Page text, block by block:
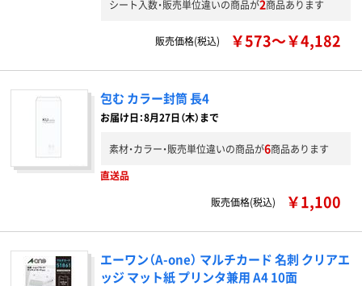
シート入数・販売単位違いの商品が2商品あります
販売価格(税込) ￥573～￥4,182
包む カラー封筒 長4
お届け日：8月27日（木）まで
素材・カラー・販売単位違いの商品が6商品あります
直送品
販売価格(税込)
￥1,100
エーワン（A-one） マルチカード 名刺 クリアエ
ッジ マット紙 プリンタ兼用 A4 10面